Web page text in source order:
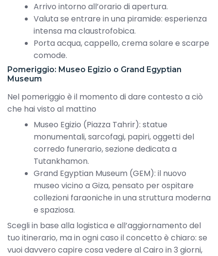
Arrivo intorno all’orario di apertura.
Valuta se entrare in una piramide: esperienza
intensa ma claustrofobica.
Porta acqua, cappello, crema solare e scarpe
comode.
Pomeriggio: Museo Egizio o Grand Egyptian
Museum
Nel pomeriggio è il momento di dare contesto a ciò
che hai visto al mattino
Museo Egizio (Piazza Tahrir): statue
monumentali, sarcofagi, papiri, oggetti del
corredo funerario, sezione dedicata a
Tutankhamon.
Grand Egyptian Museum (GEM): il nuovo
museo vicino a Giza, pensato per ospitare
collezioni faraoniche in una struttura moderna
e spaziosa.
Scegli in base alla logistica e all’aggiornamento del
tuo itinerario, ma in ogni caso il concetto è chiaro: se
vuoi davvero capire cosa vedere al Cairo in 3 giorni,